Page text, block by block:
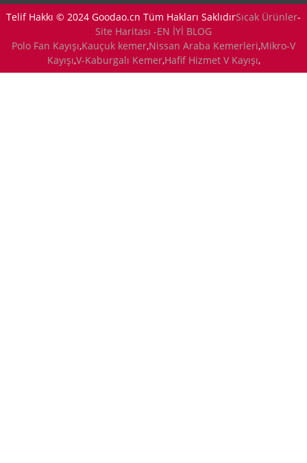
Telif Hakkı © 2024 Goodao.cn Tüm Hakları SaklıdırSıcak Ürünler-
Site Haritası -EN İYİ BLOG
Polo Fan Kayışı,Kauçuk kemer,Nissan Araba Kemerleri,Mikro-V
Kayışı,V-Kaburgalı Kemer,Hafif Hizmet V Kayışı,